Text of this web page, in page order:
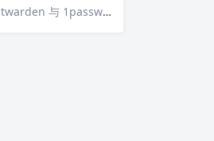
费版的 1password，但最近也想自建试试Vaultwarden，又担心用不惯。